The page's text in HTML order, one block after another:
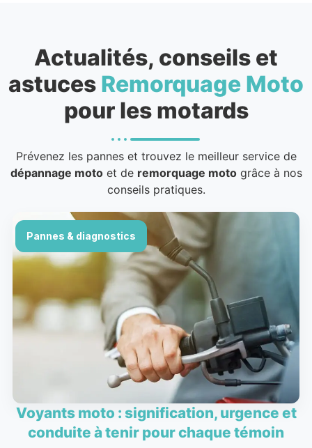
Actualités, conseils et
astuces Remorquage Moto
pour les motards
Prévenez les pannes et trouvez le meilleur service de
dépannage motoet de remorquage motogrâce à nos
conseils pratiques.
Pannes & diagnostics
Voyants moto : signification, urgence et
conduite à tenir pour chaque témoin